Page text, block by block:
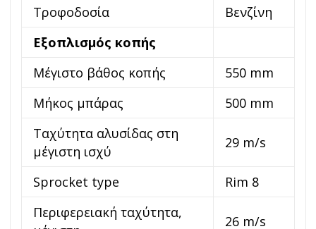
Τροφοδοσία
Βενζίνη
Εξοπλισμός κοπής
Μέγιστο βάθος κοπής
550 mm
Μήκος μπάρας
500 mm
Ταχύτητα αλυσίδας στη
μέγιστη ισχύ
29 m/s
Sprocket type
Rim 8
Περιφερειακή ταχύτητα,
26 m/s